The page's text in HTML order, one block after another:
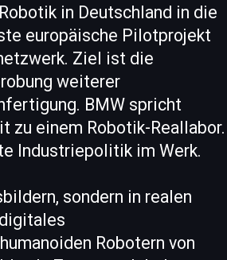
in Deutschland in die
europäische Pilotprojekt
Ziel ist die
weiterer
BMW spricht
zu einem Robotik-Reallabor.
Industriepolitik im Werk.
sondern in realen
Robotern von